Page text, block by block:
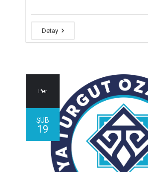
Detay
Per
ŞUB
19